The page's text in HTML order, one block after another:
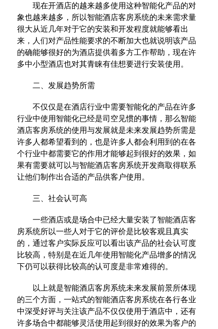
现在开酒店的越来越多使用这种智能化产品的对
象也越来越多，所以智能酒店客房系统的未来需求量
很大从近几年对于它的安装和开发程度就能够看出
来，人们对产品性能要求的不断加大也就说明该产品
的确能够很好的为酒店提供着多方工作帮助，现在许
多中小型酒店也对其青睐有佳想要进行安装使用。
二、发展趋势所需
不仅仅是在酒店行业中需要智能化的产品在许多
行业中使用智能化已经是司空见惯的事情，那么智能
酒店客房系统的使用与发展就是未来发展趋势所需是
许多人都希望看到的，也是许多人都会利用到的在各
个行业中都需要它的作用才能够起到很好的效果，如
果有需要就可以与智能酒店客房系统开发商取得联系
让他们制作出合适的产品供客户使用。
三、社会认可高
一些酒店或是场合中已经大量安装了智能酒店客
房系统所以一些人对于它的评价是比较客观且真实
的，通过客户实际反应可以看出该产品的社会认可度
比较高，特别是在近几年使用智能化产品增多的情况
下仍可以获得比较高的认可度是非常难得的。
以上就是智能酒店客房系统未来发展前景所体现
的三个方面，一站式的智能酒店客房系统在各行各业
中深受好评与关注该产品不仅仅使用于酒店中，还有
许多场合中都能够灵活使用起到很好的效果为客户的